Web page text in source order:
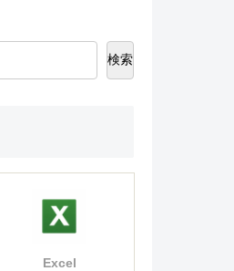
検索
Excel